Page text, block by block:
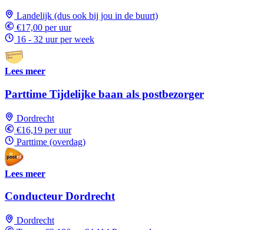
Landelijk (dus ook bij jou in de buurt)
€17,00 per uur
16 - 32 uur per week
Lees meer
Parttime Tijdelijke baan als postbezorger
Dordrecht
€16,19 per uur
Parttime (overdag)
Lees meer
Conducteur Dordrecht
Dordrecht